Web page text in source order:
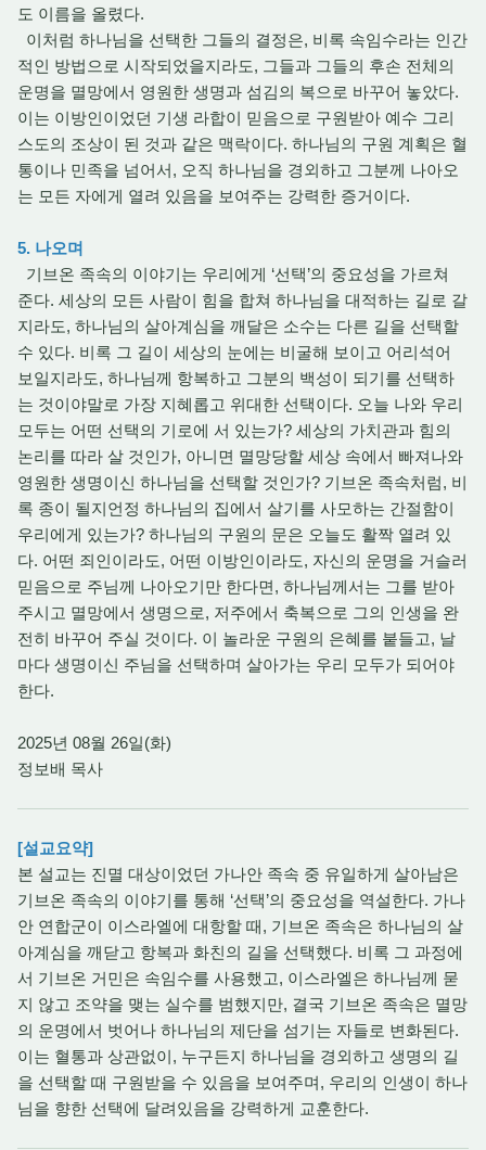
도 이름을 올렸다.
이처럼 하나님을 선택한 그들의 결정은, 비록 속임수라는 인간
적인 방법으로 시작되었을지라도, 그들과 그들의 후손 전체의
운명을 멸망에서 영원한 생명과 섬김의 복으로 바꾸어 놓았다.
이는 이방인이었던 기생 라합이 믿음으로 구원받아 예수 그리
스도의 조상이 된 것과 같은 맥락이다. 하나님의 구원 계획은 혈
통이나 민족을 넘어서, 오직 하나님을 경외하고 그분께 나아오
는 모든 자에게 열려 있음을 보여주는 강력한 증거이다.
5. 나오며
기브온 족속의 이야기는 우리에게 ‘선택’의 중요성을 가르쳐
준다. 세상의 모든 사람이 힘을 합쳐 하나님을 대적하는 길로 갈
지라도, 하나님의 살아계심을 깨달은 소수는 다른 길을 선택할
수 있다. 비록 그 길이 세상의 눈에는 비굴해 보이고 어리석어
보일지라도, 하나님께 항복하고 그분의 백성이 되기를 선택하
는 것이야말로 가장 지혜롭고 위대한 선택이다. 오늘 나와 우리
모두는 어떤 선택의 기로에 서 있는가? 세상의 가치관과 힘의
논리를 따라 살 것인가, 아니면 멸망당할 세상 속에서 빠져나와
영원한 생명이신 하나님을 선택할 것인가? 기브온 족속처럼, 비
록 종이 될지언정 하나님의 집에서 살기를 사모하는 간절함이
우리에게 있는가? 하나님의 구원의 문은 오늘도 활짝 열려 있
다. 어떤 죄인이라도, 어떤 이방인이라도, 자신의 운명을 거슬러
믿음으로 주님께 나아오기만 한다면, 하나님께서는 그를 받아
주시고 멸망에서 생명으로, 저주에서 축복으로 그의 인생을 완
전히 바꾸어 주실 것이다. 이 놀라운 구원의 은혜를 붙들고, 날
마다 생명이신 주님을 선택하며 살아가는 우리 모두가 되어야
한다.
2025년 08월 26일(화)
정보배 목사
[설교요약]
본 설교는 진멸 대상이었던 가나안 족속 중 유일하게 살아남은
기브온 족속의 이야기를 통해 ‘선택’의 중요성을 역설한다. 가나
안 연합군이 이스라엘에 대항할 때, 기브온 족속은 하나님의 살
아계심을 깨닫고 항복과 화친의 길을 선택했다. 비록 그 과정에
서 기브온 거민은 속임수를 사용했고, 이스라엘은 하나님께 묻
지 않고 조약을 맺는 실수를 범했지만, 결국 기브온 족속은 멸망
의 운명에서 벗어나 하나님의 제단을 섬기는 자들로 변화된다.
이는 혈통과 상관없이, 누구든지 하나님을 경외하고 생명의 길
을 선택할 때 구원받을 수 있음을 보여주며, 우리의 인생이 하나
님을 향한 선택에 달려있음을 강력하게 교훈한다.